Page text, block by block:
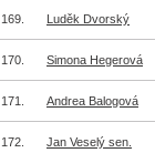
169. Luděk Dvorský
170. Simona Hegerová
171. Andrea Balogová
172. Jan Veselý sen.